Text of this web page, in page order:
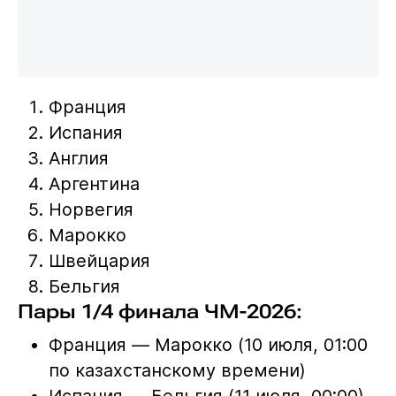
Франция
Испания
Англия
Аргентина
Норвегия
Марокко
Швейцария
Бельгия
Пары 1/4 финала ЧМ-2026:
Франция — Марокко (10 июля, 01:00
по казахстанскому времени)